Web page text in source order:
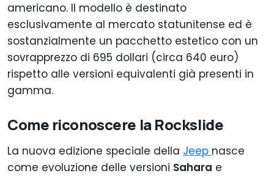
americano. Il modello è destinato
esclusivamente al mercato statunitense ed è
sostanzialmente un pacchetto estetico con un
sovrapprezzo di 695 dollari (circa 640 euro)
rispetto alle versioni equivalenti già presenti in
gamma.
Come riconoscere la Rockslide
La nuova edizione speciale della Jeep nasce
come evoluzione delle versioni Sahara e